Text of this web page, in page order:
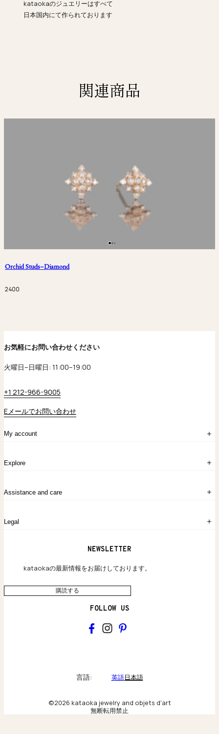
kataokaのジュエリーはすべて
日本国内にて作られております
関連商品
Orchid Studs–Diamond
2400
My account
アカウント作成
お問い合わせ
Explore
kataokaについて
Chronicles
Assistance and care
Legal
アクセシビリティ方針
お気軽にお問い合わせください
火曜日–日曜日: 11:00–19:00
+1 212-966-9005
Eメールでお問い合わせ
NEWSLETTER
kataokaの最新情報をお届けしております。
購読する
FOLLOW US
アトリエの記録
Behind the scenes & craftsmanship
言語: 英語日本語
©2026 kataoka jewelry and objets d'art
無断転用禁止